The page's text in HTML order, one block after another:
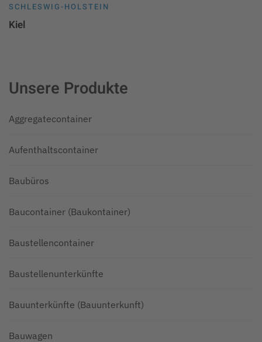
SCHLESWIG-HOLSTEIN
Kiel
Unsere Produkte
Aggregatecontainer
Aufenthaltscontainer
Baubüros
Baucontainer (Baukontainer)
Baustellencontainer
Baustellenunterkünfte
Bauunterkünfte (Bauunterkunft)
Bauwagen